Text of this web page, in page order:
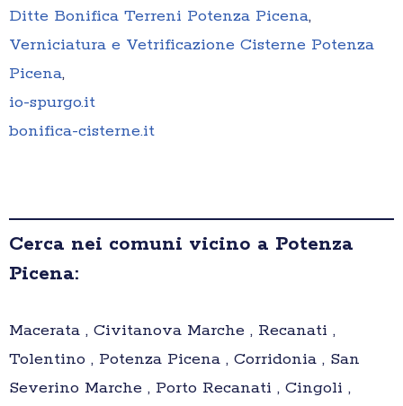
Ditte Bonifica Terreni Potenza Picena,
Verniciatura e Vetrificazione Cisterne Potenza
Picena,
io-spurgo.it
bonifica-cisterne.it
Cerca nei comuni vicino a Potenza
Picena:
Macerata , Civitanova Marche , Recanati ,
Tolentino , Potenza Picena , Corridonia , San
Severino Marche , Porto Recanati , Cingoli ,